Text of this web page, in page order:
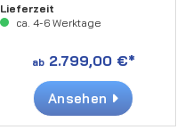
(generalüberholt)
Lieferzeit
ca. 4-6 Werktage
ab2.799,00 €*
Ansehen